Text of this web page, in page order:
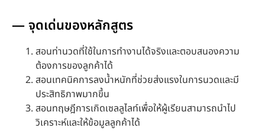
— จุดเด่นของหลักสูตร
สอนท่านวดที่ใช้ในการทำงานได้จริงและตอบสนองความ
ต้องการของลูกค้าได้
สอนเทคนิคการลงน้ำหนักที่ช่วยส่งแรงในการนวดและมี
ประสิทธิภาพมากขึ้น
สอนทฤษฎีการเกิดเซลลูไลท์เพื่อให้ผู้เรียนสามารถนำไป
วิเคราะห์และให้ข้อมูลลูกค้าได้